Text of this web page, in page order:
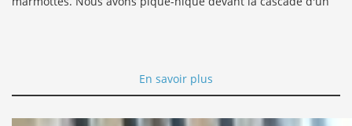
En savoir plus